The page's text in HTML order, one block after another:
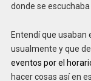
donde se
Entendí que usaban
usualmente y que
eventos por el
hacer cosas así en